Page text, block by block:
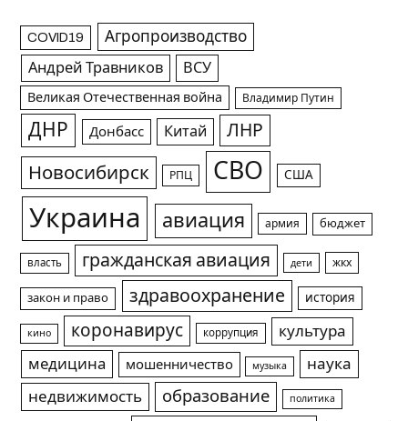
COVID19 Агропроизводство
Андрей Травников ВСУ
Великая Отечественная война Владимир Путин
ДНР Донбасс Китай ЛНР
Новосибирск РПЦ СВО США
Украина авиация армия бюджет
власть гражданская авиация дети жкх
закон и право здравоохранение история
кино коронавирус коррупция
культура
медицина
мошенничество музыка
наука
недвижимость
образование политика